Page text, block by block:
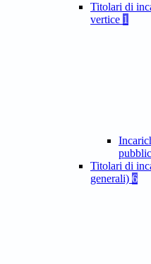
Titolari di
vertice 1
Titolari di
generali) 6